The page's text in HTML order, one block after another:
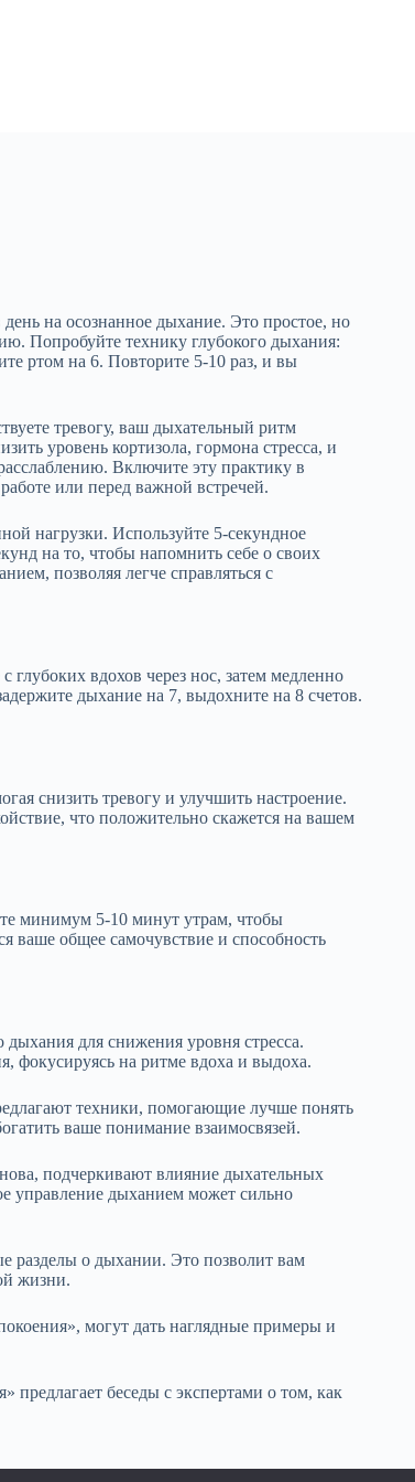
на осознанное дыхание. Это простое, но
Попробуйте технику глубокого дыхания:
ртом на 6. Повторите 5-10 раз, и вы
тревогу, ваш дыхательный ритм
уровень кортизола, гормона стресса, и
Включите эту практику в
или перед важной встречей.
нагрузки. Используйте 5-секундное
на то, чтобы напомнить себе о своих
позволяя легче справляться с
глубоких вдохов через нос, затем медленно
дыхание на 7, выдохните на 8 счетов.
снизить тревогу и улучшить настроение.
что положительно скажется на вашем
минимум 5-10 минут утрам, чтобы
ваше общее самочувствие и способность
для снижения уровня стресса.
фокусируясь на ритме вдоха и выдоха.
техники, помогающие лучше понять
ваше понимание взаимосвязей.
подчеркивают влияние дыхательных
управление дыханием может сильно
разделы о дыхании. Это позволит вам
жизни.
могут дать наглядные примеры и
предлагает беседы с экспертами о том, как